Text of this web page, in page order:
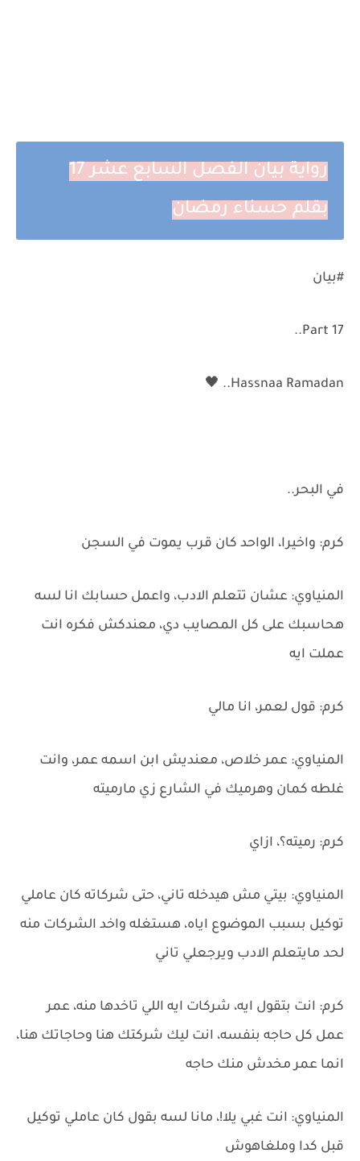
رواية بيان الفصل السابع عشر 17
بقلم حسناء رمضان
#بيان
Part 17..
Hassnaa Ramadan.. 🖤
في البحر..
كرم: واخيرا، الواحد كان قرب يموت في السجن
المنياوي: عشان تتعلم الادب، واعمل حسابك انا لسه
هحاسبك على كل المصايب دي، معندكش فكره انت
عملت ايه
كرم: قول لعمر، انا مالي
المنياوي: عمر خلاص، معنديش ابن اسمه عمر، وانت
غلطه كمان وهرميك في الشارع زي مارميته
كرم: رميته؟، ازاي
المنياوي: بيتي مش هيدخله تاني، حتى شركاته كان عاملي
توكيل بسبب الموضوع اياه، هستغله واخد الشركات منه
لحد مايتعلم الادب ويرجعلي تاني
كرم: انت بتقول ايه، شركات ايه اللي تاخدها منه، عمر
عمل كل حاجه بنفسه، انت ليك شركتك هنا وحاجاتك هنا،
انما عمر مخدش منك حاجه
المنياوي: انت غبي يلا!، مانا لسه بقول كان عاملي توكيل
قبل كدا وملغاهوش